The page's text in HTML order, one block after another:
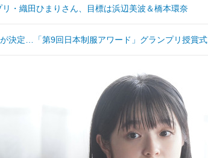
リ・織田ひまりさん、目標は浜辺美波＆橋本環奈
決定…「第9回日本制服アワード」グランプリ授賞式